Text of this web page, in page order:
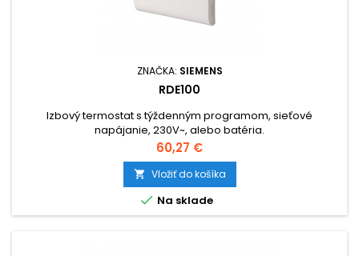
ZNAČKA: SIEMENS
RDE100
Izbový termostat s týždenným programom, sieťové
napájanie, 230V~, alebo batéria.
Cena
60,27 €
 Vložiť do košíka
 Na sklade